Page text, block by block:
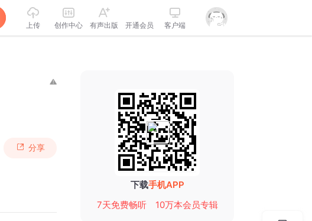
上传 创作中心 有声出版 开通会员 客户端
分享
下载手机APP
7天免费畅听
10万本会员专辑